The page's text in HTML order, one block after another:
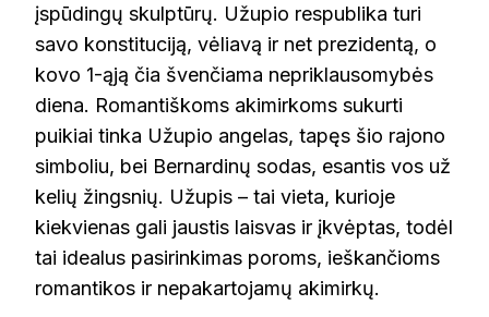
įspūdingų skulptūrų. Užupio respublika turi
savo konstituciją, vėliavą ir net prezidentą, o
kovo 1-ąją čia švenčiama nepriklausomybės
diena. Romantiškoms akimirkoms sukurti
puikiai tinka Užupio angelas, tapęs šio rajono
simboliu, bei Bernardinų sodas, esantis vos už
kelių žingsnių. Užupis – tai vieta, kurioje
kiekvienas gali jaustis laisvas ir įkvėptas, todėl
tai idealus pasirinkimas poroms, ieškančioms
romantikos ir nepakartojamų akimirkų.